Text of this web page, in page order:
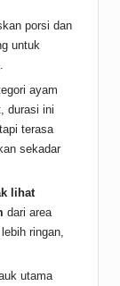
porsi dan
untuk
ayam
durasi ini
terasa
sekadar
lihat
dari area
ringan,
utama